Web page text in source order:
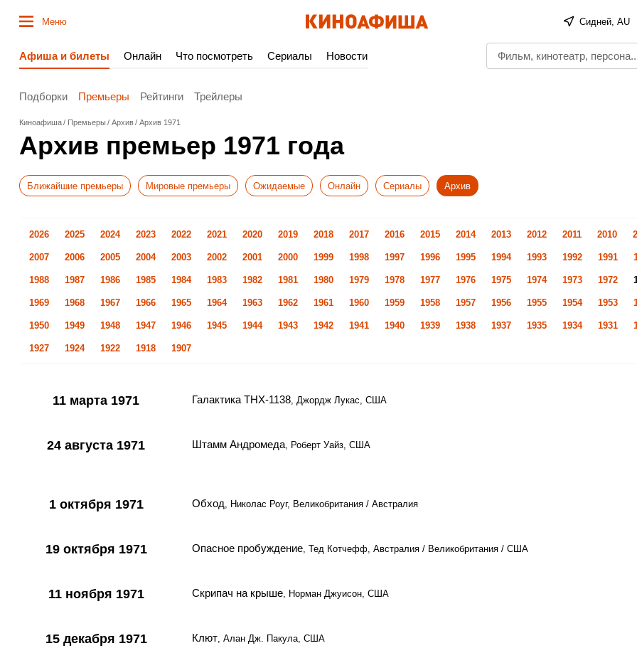
Меню Сидней, AU
Афиша и билеты Онлайн Что посмотреть Сериалы Новости
Подборки Премьеры Рейтинги Трейлеры
Киноафиша Премьеры Архив Архив 1971
Архив премьер 1971 года
Ближайшие премьеры Мировые премьеры Ожидаемые Онлайн Сериалы Архив
2026 2025 2024 2023 2022 2021 2020 2019 2018 2017 2016 2015 2014 2013 2012 2011 2010
2007 2006 2005 2004 2003 2002 2001 2000 1999 1998 1997 1996 1995 1994 1993 1992 1991
1988 1987 1986 1985 1984 1983 1982 1981 1980 1979 1978 1977 1976 1975 1974 1973 1972
1969 1968 1967 1966 1965 1964 1963 1962 1961 1960 1959 1958 1957 1956 1955 1954 1953
1950 1949 1948 1947 1946 1945 1944 1943 1942 1941 1940 1939 1938 1937 1935 1934 1931
1927 1924 1922 1918 1907
11 марта 1971 Галактика ТНХ-1138, Джордж Лукас, США
24 августа 1971 Штамм Андромеда, Роберт Уайз, США
1 октября 1971 Обход, Николас Роуг, Великобритания / Австралия
19 октября 1971 Опасное пробуждение, Тед Котчефф, Австралия / Великобритания / США
11 ноября 1971 Скрипач на крыше, Норман Джуисон, США
15 декабря 1971 Клют, Алан Дж. Пакула, США